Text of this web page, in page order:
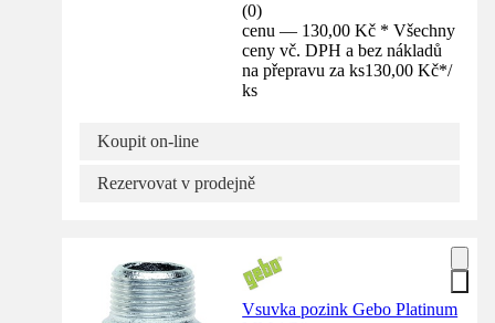
(0)
cenu — 130,00 Kč * Všechny
ceny vč. DPH a bez nákladů
na přepravu za ks130,00 Kč*/
ks
Koupit on-line
Rezervovat v prodejně
Vsuvka pozink Gebo Platinum